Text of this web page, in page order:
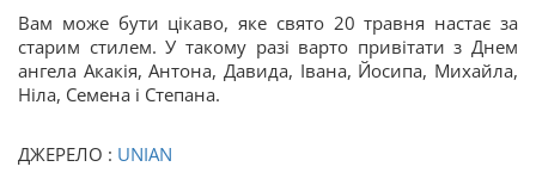
Вам може бути цікаво, яке свято 20 травня настає за
старим стилем. У такому разі варто привітати з Днем
ангела Акакія, Антона, Давида, Івана, Йосипа, Михайла,
Ніла, Семена і Степана.
ДЖЕРЕЛО : UNIAN